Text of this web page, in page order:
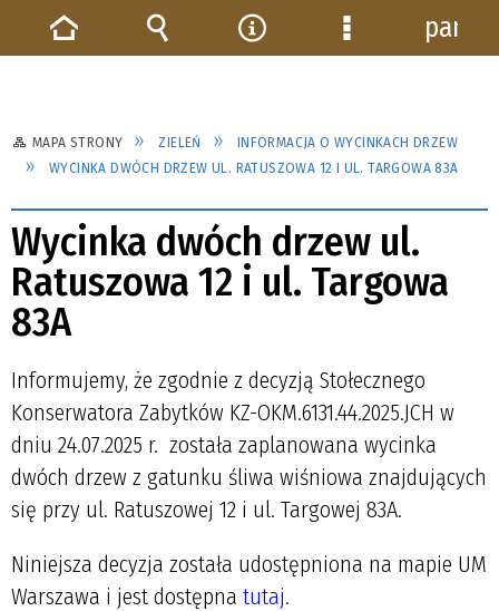
MAPA STRONY ZIELEŃ
INFORMACJA O WYCINKACH DRZEW
WYCINKA DWÓCH DRZEW UL. RATUSZOWA 12 I UL. TARGOWA 83A
Wycinka dwóch drzew ul.
Ratuszowa 12 i ul. Targowa
83A
Informujemy, że zgodnie z decyzją Stołecznego
Konserwatora Zabytków KZ-OKM.6131.44.2025.JCH w
dniu 24.07.2025 r. została zaplanowana wycinka
dwóch drzew z gatunku śliwa wiśniowa znajdujących
się przy ul. Ratuszowej 12 i ul. Targowej 83A.
Niniejsza decyzja została udostępniona na mapie UM
Warszawa i jest dostępna tutaj.
Strona Wyszukiwarka
NarzędziaMenu
panel